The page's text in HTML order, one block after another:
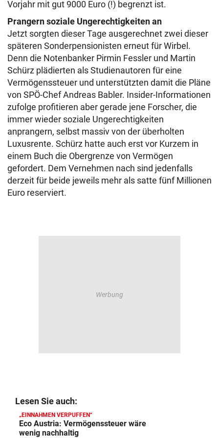
Vorjahr mit gut 9000 Euro (!) begrenzt ist.
Prangern soziale Ungerechtigkeiten an
Jetzt sorgten dieser Tage ausgerechnet zwei dieser
späteren Sonderpensionisten erneut für Wirbel.
Denn die Notenbanker Pirmin Fessler und Martin
Schürz plädierten als Studienautoren für eine
Vermögenssteuer und unterstützten damit die Pläne
von SPÖ-Chef Andreas Babler. Insider-Informationen
zufolge profitieren aber gerade jene Forscher, die
immer wieder soziale Ungerechtigkeiten
anprangern, selbst massiv von der überholten
Luxusrente. Schürz hatte auch erst vor Kurzem in
einem Buch die Obergrenze von Vermögen
gefordert. Dem Vernehmen nach sind jedenfalls
derzeit für beide jeweils mehr als satte fünf Millionen
Euro reserviert.
Lesen Sie auch:
„EINNAHMEN VERPUFFEN“
Eco Austria: Vermögenssteuer wäre
wenig nachhaltig